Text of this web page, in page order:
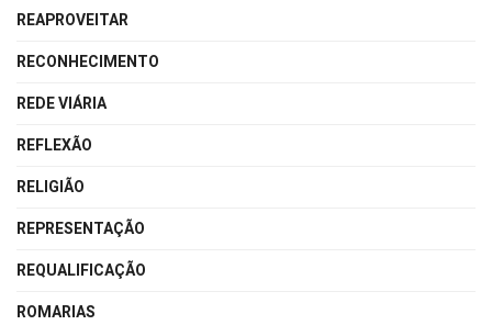
REAPROVEITAR
RECONHECIMENTO
REDE VIÁRIA
REFLEXÃO
RELIGIÃO
REPRESENTAÇÃO
REQUALIFICAÇÃO
ROMARIAS